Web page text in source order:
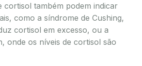
cortisol também podem indicar
como a síndrome de Cushing,
cortisol em excesso, ou a
onde os níveis de cortisol são